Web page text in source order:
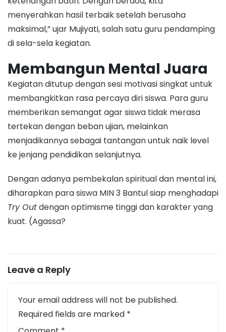
menyerahkan hasil terbaik setelah berusaha
maksimal,” ujar Mujiyati, salah satu guru pendamping
di sela-sela kegiatan.
Membangun Mental Juara
​Kegiatan ditutup dengan sesi motivasi singkat untuk
membangkitkan rasa percaya diri siswa. Para guru
memberikan semangat agar siswa tidak merasa
tertekan dengan beban ujian, melainkan
menjadikannya sebagai tantangan untuk naik level
ke jenjang pendidikan selanjutnya.
​Dengan adanya pembekalan spiritual dan mental ini,
diharapkan para siswa MIN 3 Bantul siap menghadapi
Try Outdengan optimisme tinggi dan karakter yang
kuat. (Agassa?
Leave a Reply
Your email address will not be published.
Required fields are marked *